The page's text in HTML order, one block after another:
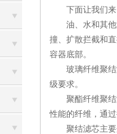
下面让我们来
油、水和其他液
撞、扩散拦截和
容器底部。
玻璃纤维聚结滤
级要求。
聚酯纤维聚结滤
性能的纤维，通
聚结滤芯主要选